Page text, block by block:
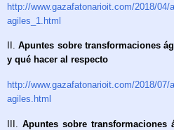
http://www.gazafatonarioit.com/2018/
agiles_1.html
II.Apuntes sobre transformaciones
y qué hacer al respecto
http://www.gazafatonarioit.com/2018/
agiles.html
Apuntes sobre